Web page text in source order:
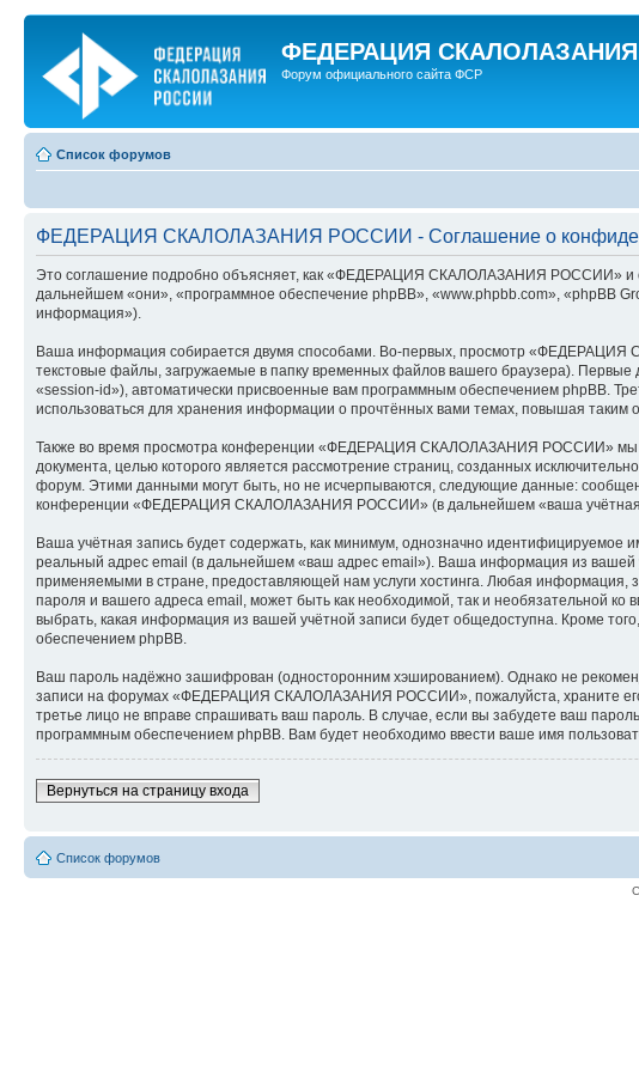
ФЕДЕРАЦИЯ
Форум официального сайта ФСР
Список форумов
ФЕДЕРАЦИЯ СКАЛОЛАЗАНИЯ РОССИИ - Соглашение о
Это соглашение подробно объясняет, как «ФЕДЕРАЦИЯ СКАЛОЛАЗАНИЯ РОССИИ»
дальнейшем «они», «программное обеспечение phpBB», «www.phpbb.com», «phpBB
информация»).
Ваша информация собирается двумя способами. Во-первых, просмотр
текстовые файлы, загружаемые в папку временных файлов вашего браузера).
«session-id»), автоматически присвоенные вам программным обеспечением
использоваться для хранения информации о прочтённых вами темах, повышая таким
Также во время просмотра конференции «ФЕДЕРАЦИЯ СКАЛОЛАЗАНИЯ РОССИИ» мы
документа, целью которого является рассмотрение страниц, созданных
форум. Этими данными могут быть, но не исчерпываются, следующие данные:
конференции «ФЕДЕРАЦИЯ СКАЛОЛАЗАНИЯ РОССИИ» (в дальнейшем «ваша учётная
Ваша учётная запись будет содержать, как минимум, однозначно
реальный адрес email (в дальнейшем «ваш адрес email»). Ваша информация из
применяемыми в стране, предоставляющей нам услуги хостинга. Любая
пароля и вашего адреса email, может быть как необходимой, так и
выбрать, какая информация из вашей учётной записи будет общедоступна. Кроме
обеспечением phpBB.
Ваш пароль надёжно зашифрован (односторонним хэшированием). Однако не
записи на форумах «ФЕДЕРАЦИЯ СКАЛОЛАЗАНИЯ РОССИИ», пожалуйста, храните
третье лицо не вправе спрашивать ваш пароль. В случае, если вы забудете ваш
программным обеспечением phpBB. Вам будет необходимо ввести ваше имя
Вернуться на страницу входа
Список форумов